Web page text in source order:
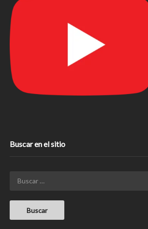
Buscar en el sitio